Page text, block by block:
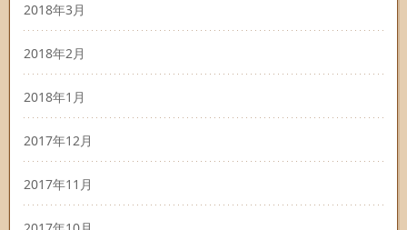
2018年3月
2018年2月
2018年1月
2017年12月
2017年11月